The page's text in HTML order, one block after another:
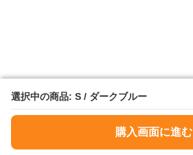
選択中の商品: S / ダークブルー
購入画面に進む
選択中の商品: S / ダークブルー
購入画面に進む